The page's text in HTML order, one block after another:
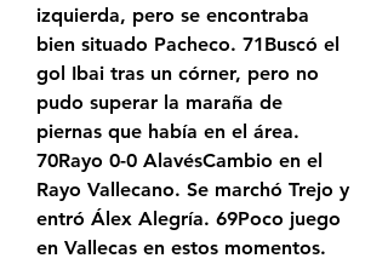
izquierda, pero se encontraba
bien situado Pacheco. 71Buscó el
gol Ibai tras un córner, pero no
pudo superar la maraña de
piernas que había en el área.
70Rayo 0-0 AlavésCambio en el
Rayo Vallecano. Se marchó Trejo y
entró Álex Alegría. 69Poco juego
en Vallecas en estos momentos.